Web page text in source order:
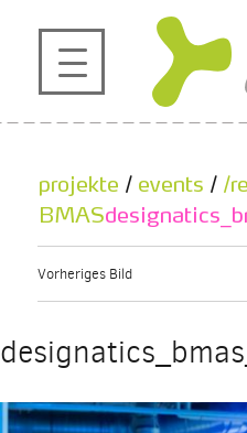
profil
projekte
kontakt
referenzen
de | en
projekte / events / /
BMAS
Vorheriges Bild